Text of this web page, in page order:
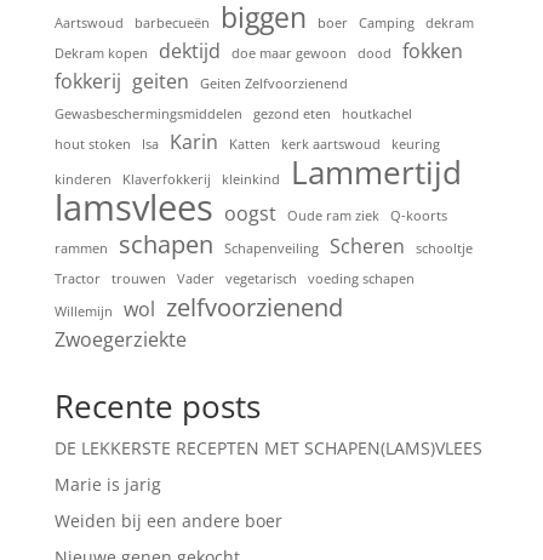
Aartswoud barbecueën biggen boer Camping
dekram
Dekram kopen
dektijd doe maar gewoon dood
fokken
fokkerij geiten
Geiten Zelfvoorzienend
Gewasbeschermingsmiddelen
gezond eten
houtkachel
hout stoken
Isa Karin Katten kerk aartswoud keuring
kinderen Klaverfokkerij kleinkind Lammertijd
lamsvlees oogst Oude ram ziek
Q-koorts
rammen
schapen Schapenveiling Scheren
schooltje
Tractor
trouwen Vader vegetarisch
voeding schapen
Willemijn
wol zelfvoorzienend
Zwoegerziekte
Recente posts
DE LEKKERSTE RECEPTEN MET SCHAPEN(LAMS)VLEES
Marie is jarig
Weiden bij een andere boer